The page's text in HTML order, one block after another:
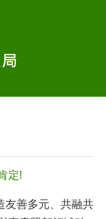
定!
善多元、共融共